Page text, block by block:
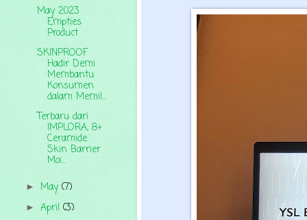
May 2023
Empties
Product
SKINPROOF
Hadir Demi
Membantu
Konsumen
dalam Memil...
Terbaru dari
IMPLORA, 8+
Ceramide
Skin Barrier
Moi...
► May(7)
► April (3)